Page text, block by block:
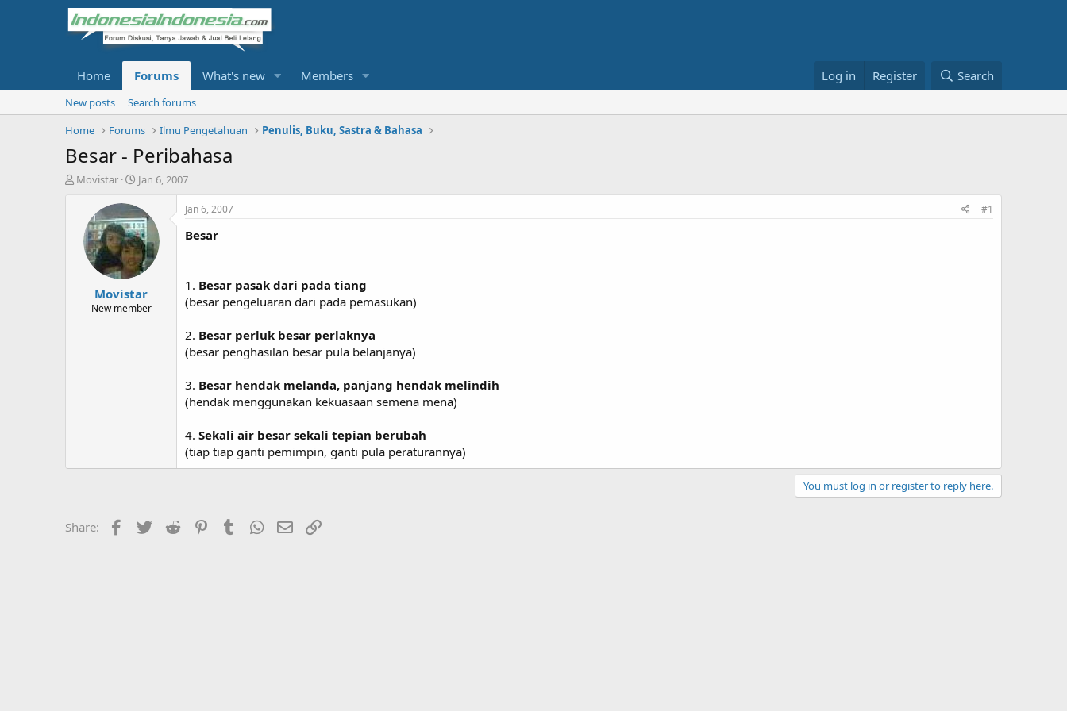
Home Forums What's new Members Log in Register Search
New posts
Search forums
Home
Forums Ilmu Pengetahuan Penulis, Buku, Sastra & Bahasa
Besar - Peribahasa
T
Movistar
S
a
r
t
d
a
t
e
Jan 6, 2007
Movistar
New member
Jan 6, 2007 #1
Besar
1. Besar pasak dari pada tiang
(besar pengeluaran dari pada pemasukan)
2. Besar perluk besar perlaknya
(besar penghasilan besar pula belanjanya)
3. Besar hendak melanda, panjang hendak melindih
(hendak menggunakan kekuasaan semena mena)
4. Sekali air besar sekali tepian berubah
(tiap tiap ganti pemimpin, ganti pula peraturannya)
You must log in or register to reply here.
Share: Facebook
Twitter Reddit PinterestTumblrWhatsApp
Email